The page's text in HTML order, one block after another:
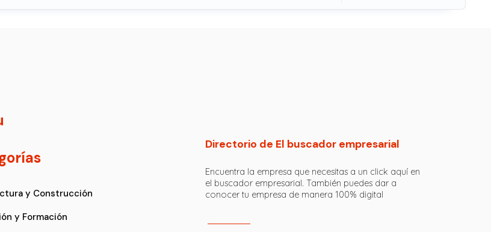
y Construcción
y Formación
Directorio de El buscador empresarial
Encuentra la empresa que necesitas a un click aquí en
el buscador empresarial. También puedes dar a
conocer tu empresa de manera 100% digital